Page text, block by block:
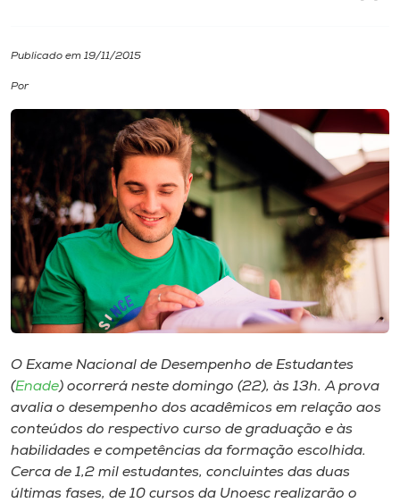
Cultura
CPA
Biblioteca
Editora
Rádio
Museu
Unoesc
Store
Selecione
Publicado em 19/11/2015
Por
O Exame Nacional de Desempenho de Estudantes
(Enade) ocorrerá neste domingo (22), às 13h. A prova
avalia o desempenho dos acadêmicos em relação aos
conteúdos do respectivo curso de graduação e às
habilidades e competências da formação escolhida.
Cerca de 1,2 mil estudantes, concluintes das duas
últimas fases, de 10 cursos da Unoesc realizarão o